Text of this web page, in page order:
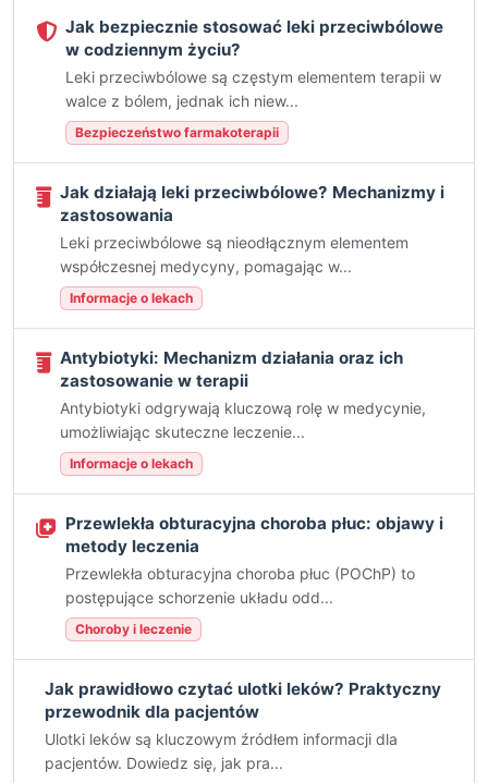
Jak bezpiecznie stosować leki przeciwbólowe
w codziennym życiu?
Leki przeciwbólowe są częstym elementem terapii w
walce z bólem, jednak ich niew...
Bezpieczeństwo farmakoterapii
Jak działają leki przeciwbólowe? Mechanizmy i
zastosowania
Leki przeciwbólowe są nieodłącznym elementem
współczesnej medycyny, pomagając w...
Informacje o lekach
Antybiotyki: Mechanizm działania oraz ich
zastosowanie w terapii
Antybiotyki odgrywają kluczową rolę w medycynie,
umożliwiając skuteczne leczenie...
Informacje o lekach
Przewlekła obturacyjna choroba płuc: objawy i
metody leczenia
Przewlekła obturacyjna choroba płuc (POChP) to
postępujące schorzenie układu odd...
Choroby i leczenie
Jak prawidłowo czytać ulotki leków? Praktyczny
przewodnik dla pacjentów
Ulotki leków są kluczowym źródłem informacji dla
pacjentów. Dowiedz się, jak pra...